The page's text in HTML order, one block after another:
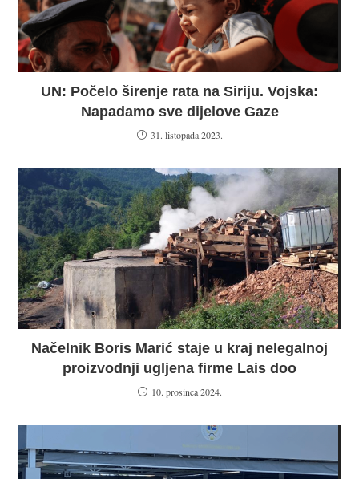
UN: Počelo širenje rata na Siriju. Vojska:
Napadamo sve dijelove Gaze
31. listopada 2023.
Načelnik Boris Marić staje u kraj nelegalnoj
proizvodnji ugljena firme Lais doo
10. prosinca 2024.